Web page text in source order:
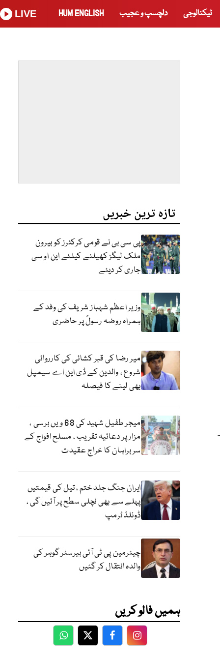
ٹیکنالوجی دلچسپ و عجیب HUM ENGLISH
LIVE
تازہ ترین خبریں
پی سی بی نے قومی کرکٹرز کو بیرون
ملک لیگز کھیلنے کیلئے این او سی
جاری کر دیئے
وزیر اعظم شہباز شریف کی وفد کے
ہمراہ روضہ رسولؐ پر حاضری
میر رضا کی قبر کشائی کی کارروائی
شروع ، والدین کے ڈی این اے سیمپل
بھی لینے کا فیصلہ
میجر طفیل شہید کی 68 ویں برسی ،
مزار پر دعائیہ تقریب ، مسلح افواج کے
سربراہان کا خراج عقیدت
ایران جنگ جلد ختم ، تیل کی قیمتیں
پہلے سے بھی نچلی سطح پر آئیں گی ،
ڈونلڈ ٹرمپ
چیئرمین پی ٹی آئی بیرسٹر گوہر کی
والدہ انتقال کر گئیں
ہمیں فالو کریں
WhatsApp
TwitterFacebookFacebook